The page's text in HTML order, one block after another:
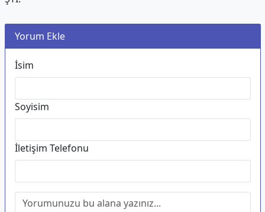
Yorum Ekle
İsim
Soyisim
İletişim Telefonu